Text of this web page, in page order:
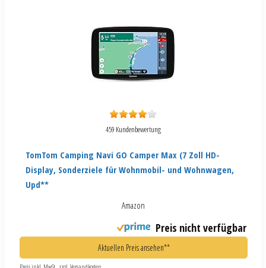
459 Kundenbewertung
TomTom Camping Navi GO Camper Max (7 Zoll HD-
Display, Sonderziele für Wohnmobil- und Wohnwagen,
Upd**
Amazon
Preis nicht verfügbar
Aktuellen Preis ansehen**